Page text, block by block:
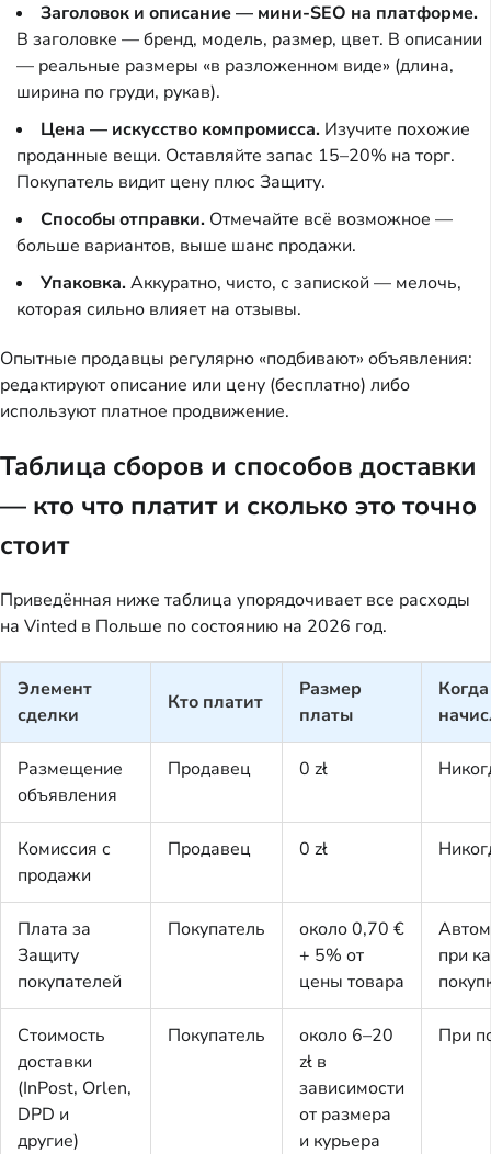
Заголовок и описание — мини-SEO на платформе.
В заголовке — бренд, модель, размер, цвет. В описании
— реальные размеры «в разложенном виде» (длина,
ширина по груди, рукав).
Цена — искусство компромисса. Изучите похожие
проданные вещи. Оставляйте запас 15–20% на торг.
Покупатель видит цену плюс Защиту.
Способы отправки. Отмечайте всё возможное —
больше вариантов, выше шанс продажи.
Упаковка.Аккуратно, чисто, с запиской — мелочь,
которая сильно влияет на отзывы.
Опытные продавцы регулярно «подбивают» объявления:
редактируют описание или цену (бесплатно) либо
используют платное продвижение.
Таблица сборов и способов доставки
— кто что платит и сколько это точно
стоит
Приведённая ниже таблица упорядочивает все расходы
на Vinted в Польше по состоянию на 2026 год.
Элемент
сделки
Кто платит
Размер
платы
Когда
Размещение
объявления
Продавец 0 zł
Комиссия с
продажи
Продавец 0 zł
Плата за
Защиту
покупателей
Покупатель
около 0,70 €
+ 5% от
цены товара
при
Стоимость
доставки
(InPost, Orlen,
DPD и
другие)
Покупатель
около 6–20
zł в
зависимости
от размера
и курьера
При